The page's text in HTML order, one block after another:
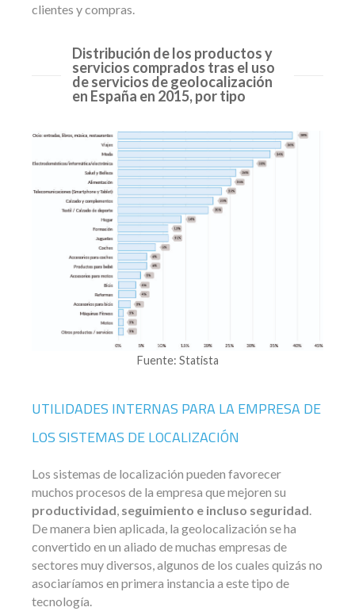
clientes y compras.
Distribución de los productos y
servicios comprados tras el uso
de servicios de geolocalización
en España en 2015, por tipo
Fuente: Statista
UTILIDADES INTERNAS PARA LA EMPRESA DE
LOS SISTEMAS DE LOCALIZACIÓN
Los sistemas de localización pueden favorecer
muchos procesos de la empresa que mejoren su
productividad, seguimiento e incluso seguridad.
De manera bien aplicada, la geolocalización se ha
convertido en un aliado de muchas empresas de
sectores muy diversos, algunos de los cuales quizás no
asociaríamos en primera instancia a este tipo de
tecnología.